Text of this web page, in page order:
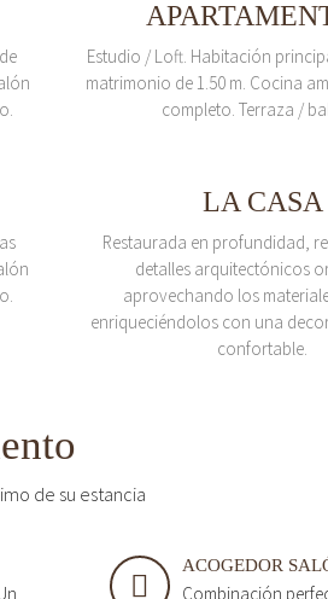
Estudio / Loft. Habitación
matrimonio de 1.50 m. Cocina
completo. Terraza /
LA CASA
Restaurada en profundidad,
detalles arquitectónicos
aprovechando los
enriqueciéndolos con una
confortable.
de su estancia
ACOGEDOR
Combinación